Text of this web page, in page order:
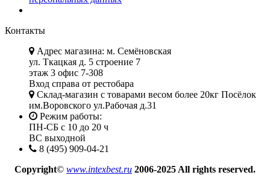
Контакты
Адрес магазина: м. Семёновская
ул. Ткацкая д. 5 строение 7
этаж 3 офис 7-308
Вход справа от рестобара
Склад-магазин с товарами весом более 20кг Посёлок
им.Воровского ул.Рабочая д.31
Режим работы:
ПН-СБ с 10 до 20 ч
ВС выходной
8 (495) 909-04-21
Copyright© www.intexbest.ru 2006-2025 All rights reserved.